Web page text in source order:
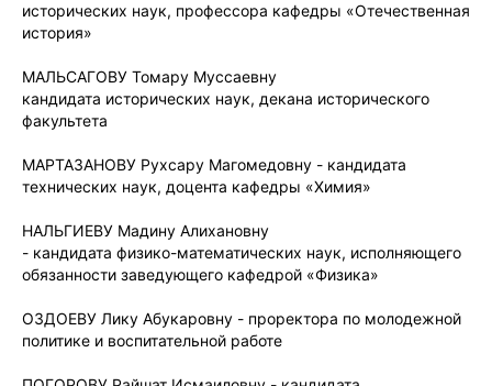
исторических наук, профессора кафедры «Отечественная
история»
МАЛЬСАГОВУ Томару Муссаевну
кандидата исторических наук, декана исторического
факультета
МАРТАЗАНОВУ Рухсару Магомедовну - кандидата
технических наук, доцента кафедры «Химия»
НАЛЬГИЕВУ Мадину Алихановну
- кандидата физико-математических наук, исполняющего
обязанности заведующего кафедрой «Физика»
ОЗДОЕВУ Лику Абукаровну - проректора по молодежной
политике и воспитательной работе